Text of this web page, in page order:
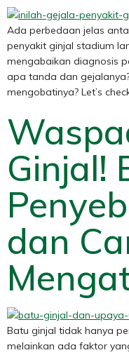
Ada perbedaan jelas
penyakit ginjal stadium
mengabaikan diagnosis
apa tanda dan
mengobatinya? Let’s
Ginjal!
dan
Batu ginjal tidak hanya
melainkan ada faktor